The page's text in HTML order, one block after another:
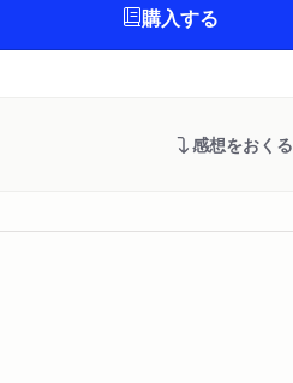
購入する
感想をおくる